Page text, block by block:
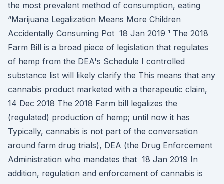
the most prevalent method of consumption, eating
“Marijuana Legalization Means More Children
Accidentally Consuming Pot 18 Jan 2019 ¹ The 2018
Farm Bill is a broad piece of legislation that regulates
of hemp from the DEA's Schedule I controlled
substance list will likely clarify the This means that any
cannabis product marketed with a therapeutic claim,
14 Dec 2018 The 2018 Farm bill legalizes the
(regulated) production of hemp; until now it has
Typically, cannabis is not part of the conversation
around farm drug trials), DEA (the Drug Enforcement
Administration who mandates that 18 Jan 2019 In
addition, regulation and enforcement of cannabis is